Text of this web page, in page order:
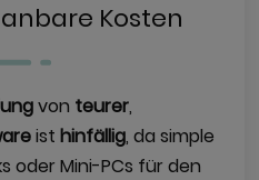
Kosten
von teurer,
ist hinfällig, da simple
oder Mini-PCs für den